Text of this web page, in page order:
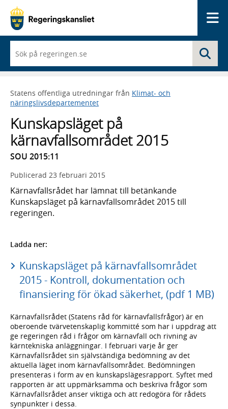
du
börjar
skriva
framträder
en
med
sökförslag
Statens offentliga utredningar från Klimat- och
näringslivsdepartementet
Kunskapsläget på
kärnavfallsområdet 2015
SOU 2015:11
Publicerad 23 februari 2015
Kärnavfallsrådet har lämnat till betänkande
Kunskapsläget på kärnavfallsområdet 2015 till
regeringen.
Ladda ner:
Kunskapsläget på kärnavfallsområdet
2015 - Kontroll, dokumentation och
finansiering för ökad säkerhet, (pdf 1 MB)
Kärnavfallsrådet (Statens råd för kärnavfallsfrågor) är en
oberoende tvärvetenskaplig kommitté som har i uppdrag att
ge regeringen råd i frågor om kärnavfall och rivning av
kärntekniska anläggningar. I februari varje år ger
Kärnavfallsrådet sin självständiga bedömning av det
aktuella läget inom kärnavfallsområdet. Bedömningen
presenteras i form av en kunskapslägesrapport. Syftet med
rapporten är att uppmärksamma och beskriva frågor som
Kärnavfallsrådet anser viktiga och att redogöra för rådets
synpunkter i dessa.